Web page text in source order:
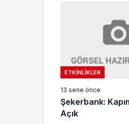
ETKINLIKLER
13 sene önce
Şekerbank:
Açık